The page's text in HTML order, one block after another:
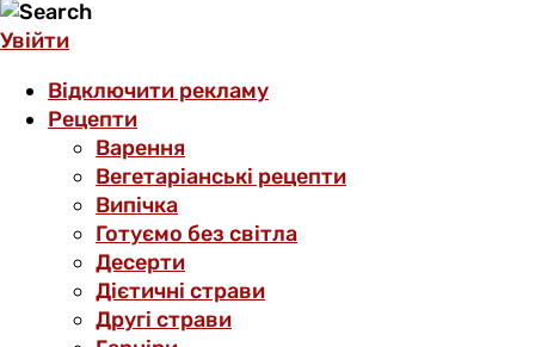
Увійти
Відключити рекламу
Рецепти
Варення
Вегетаріанські рецепти
Випічка
Готуємо без світла
Десерти
Дієтичні страви
Другі страви